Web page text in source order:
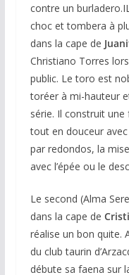
contre un
choc et tombera à
dans la cape de
Christiano Torres
public. Le toro est
toréer à mi-hauteur
série. Il construit
tout en douceur
par redondos, la
avec l’épée ou le
Le second (Alma
dans la cape de
réalise un bon quite.
du club taurin
débute sa faena sur